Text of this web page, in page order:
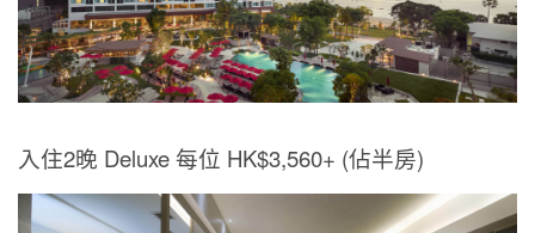
入住2晚 Deluxe 每位 HK$3,560+ (佔半房)